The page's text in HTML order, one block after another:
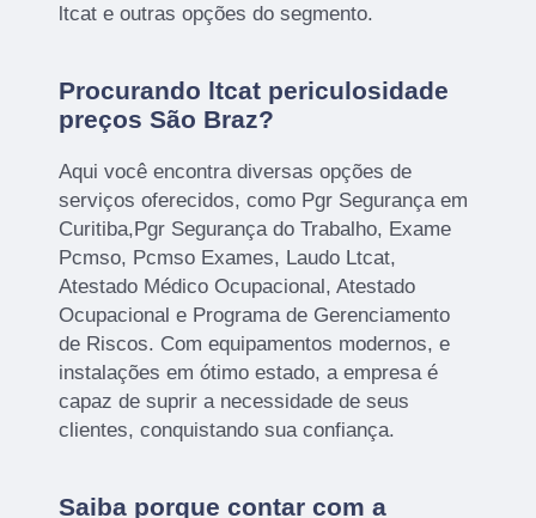
ltcat e outras opções do segmento.
Procurando ltcat periculosidade
preços São Braz?
Aqui você encontra diversas opções de
serviços oferecidos, como Pgr Segurança em
Curitiba,Pgr Segurança do Trabalho, Exame
Pcmso, Pcmso Exames, Laudo Ltcat,
Atestado Médico Ocupacional, Atestado
Ocupacional e Programa de Gerenciamento
de Riscos. Com equipamentos modernos, e
instalações em ótimo estado, a empresa é
capaz de suprir a necessidade de seus
clientes, conquistando sua confiança.
Saiba porque contar com a